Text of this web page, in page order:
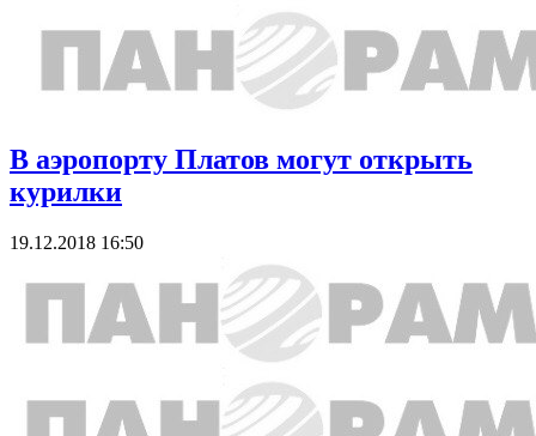
В аэропорту Платов могут открыть
курилки
19.12.2018 16:50